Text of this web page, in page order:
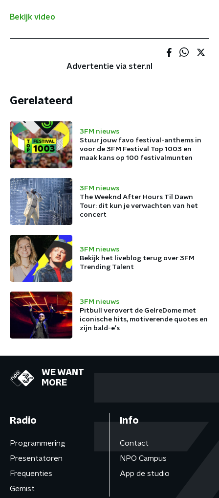
Bekijk video
Advertentie via ster.nl
Gerelateerd
3FM nieuws
Stuur jouw favo festival-anthems in
voor de 3FM Festival Top 1003 en
maak kans op 100 festivalmunten
3FM nieuws
The Weeknd After Hours Til Dawn
Tour: dit kun je verwachten van het
concert
3FM nieuws
Bekijk het liveblog terug over 3FM
Trending Talent
3FM nieuws
Pitbull verovert de GelreDome met
iconische hits, motiverende quotes en
zijn bald-e's
WE WANT
MORE
Radio
Programmering
Presentatoren
Frequenties
Gemist
Info
Contact
NPO Campus
App de studio